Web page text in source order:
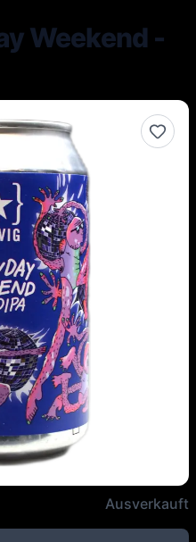
Weekend -
Weekend -
Ausverkauft